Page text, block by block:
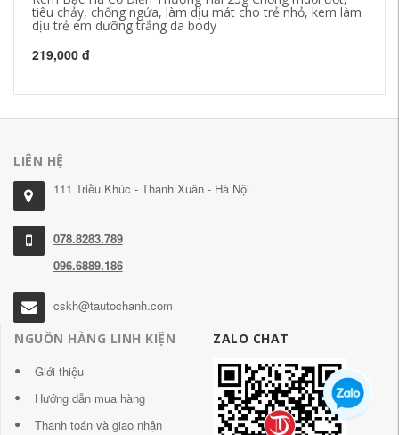
tiêu chảy, chống ngứa, làm dịu mát cho trẻ nhỏ, kem làm
dịu trẻ em dưỡng trắng da body
219,000 đ
LIÊN HỆ
111 Triều Khúc - Thanh Xuân - Hà Nội
078.8283.789
096.6889.186
cskh@tautochanh.com
NGUỒN HÀNG LINH KIỆN
Giới thiệu
Hướng dẫn mua hàng
Thanh toán và giao nhận
ZALO CHAT